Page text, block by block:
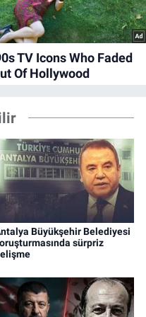
Büyükşehir Belediyesi
sürpriz